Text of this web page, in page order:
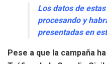
Los datos de
procesando y
presentadas en
Pese a que la campaña